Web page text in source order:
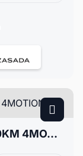
Volkswagen Tiguan I 2.0 TDI 170KM 4MOTION